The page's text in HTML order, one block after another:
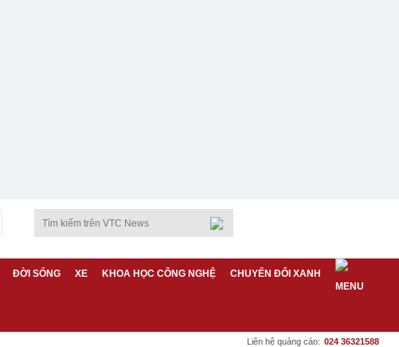
ĐỜI SỐNG XE KHOA HỌC CÔNG NGHỆ CHUYỂN ĐỔI XANH
Liên hệ quảng cáo: 024 36321588